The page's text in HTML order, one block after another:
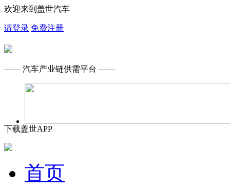
欢迎来到盖世汽车
请登录 免费注册
—— 汽车产业链供需平台 ——
下载盖世APP
首页